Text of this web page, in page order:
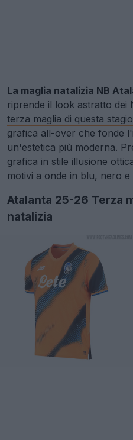
La maglia natalizia NB
riprende il look astratto
terza maglia di questa
grafica all-over che fonde
un'estetica più moderna.
grafica in stile illusione
motivi a onde in blu, nero e
Atalanta 25-26 Terza
natalizia